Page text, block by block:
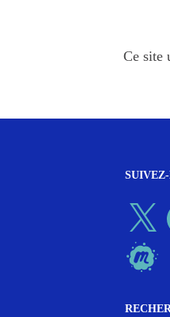
Ce site
Meetup